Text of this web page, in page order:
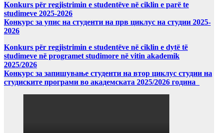
Konkurs për regjistrimin e studentëve në ciklin e parë te
studimeve 2025-2026
Конкурс за упис на студенти на прв циклус на студии 2025-
2026
Konkurs për regjistrimin e studentëve në ciklin e dytë të
studimeve në programet studimore në vitin akademik
2025/2026
Конкурс за запишување студенти на втор циклус студии на
студиските програми во академската 2025/2026 година